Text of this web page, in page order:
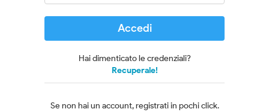
Accedi
Hai dimenticato le credenziali?
Recuperale!
Se non hai un account, registrati in pochi click.